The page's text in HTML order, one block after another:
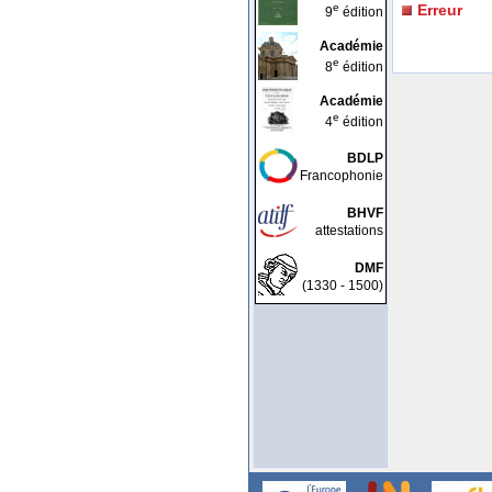
9e édition
Académie
8e édition
Académie
4e édition
BDLP
Francophonie
BHVF
attestations
DMF
(1330 - 1500)
Erreur